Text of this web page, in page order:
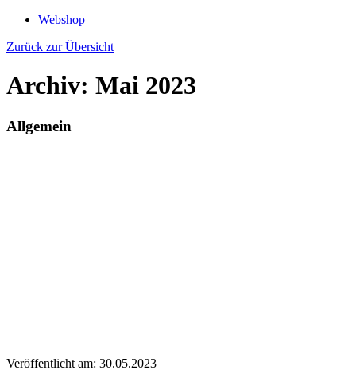
Webshop
Zurück zur Übersicht
Archiv: Mai 2023
Allgemein
Veröffentlicht am: 30.05.2023